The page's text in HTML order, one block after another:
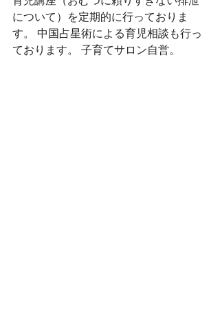
について）を定期的に行っておりま
す。 中国占星術による育児相談も行っ
ております。 子育てサロン自営。